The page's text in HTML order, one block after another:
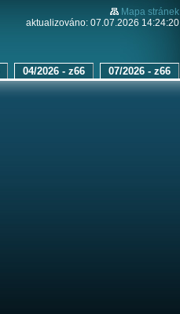
Mapa stránek
aktualizováno: 07.07.2026 14:24:20
07/2026 - z66
04/2026 - z66